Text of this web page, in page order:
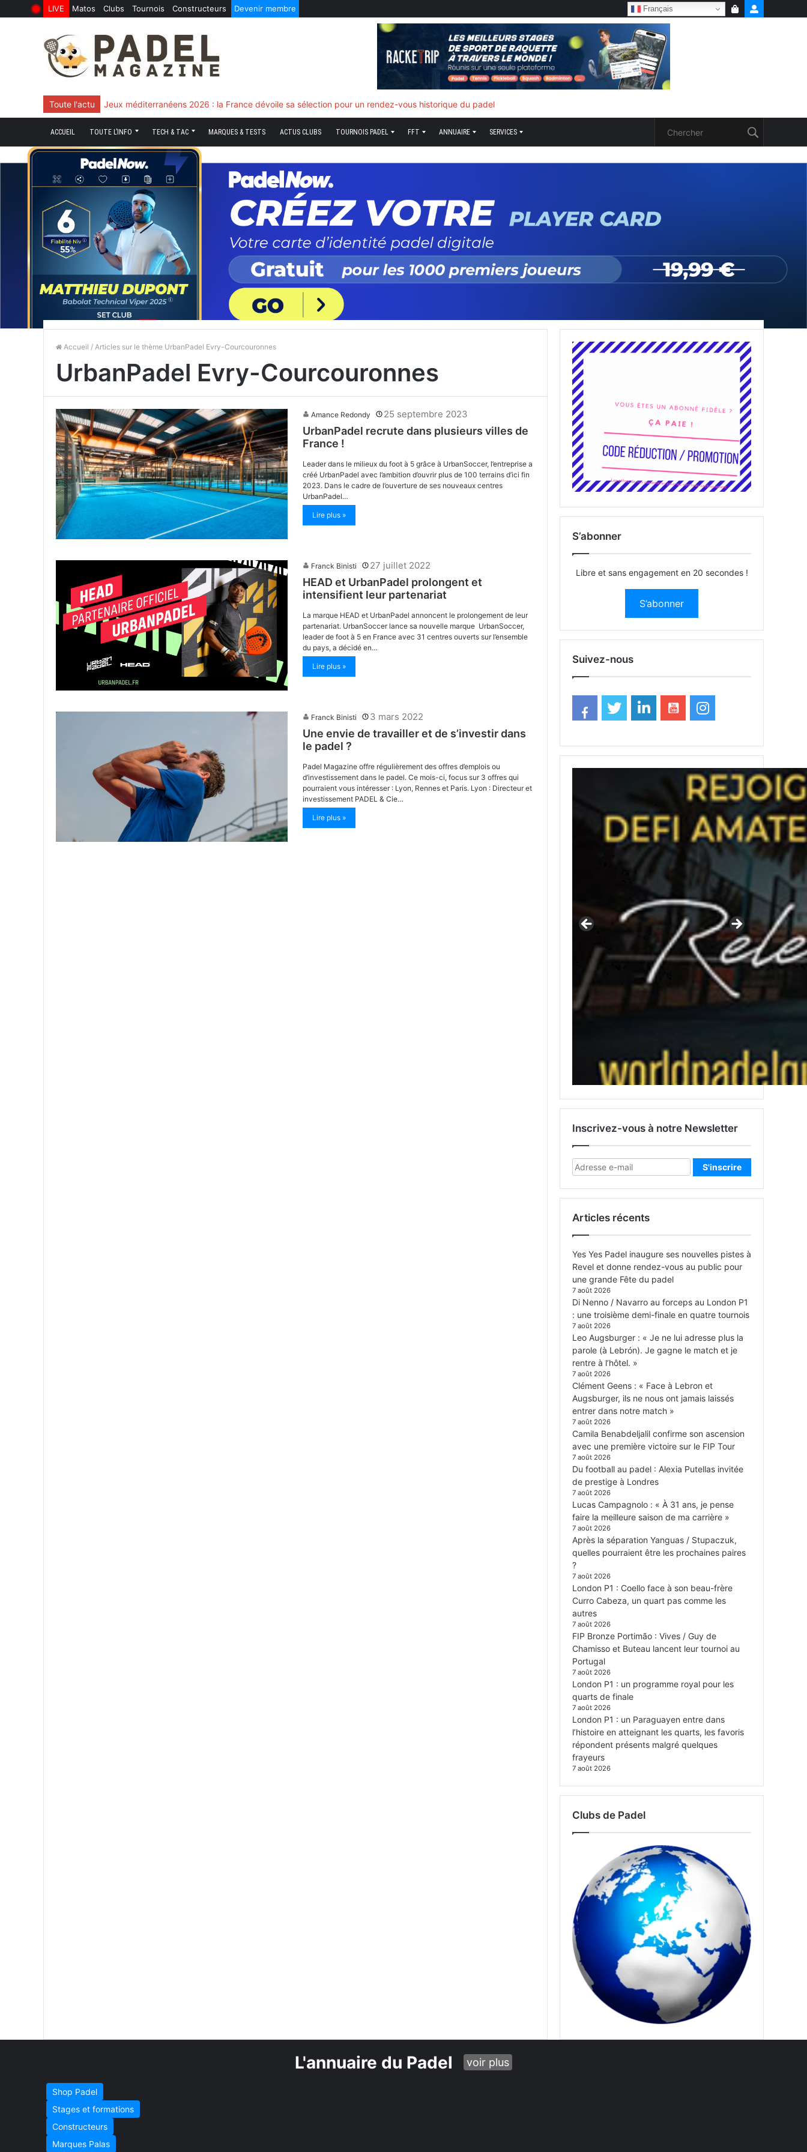
LIVE Matos Clubs Tournois Constructeurs Devenir membre Français
Toute l'actu Jeux méditerranéens 2026 : la France dévoile sa sélection pour un rendez-vous historique du padel
ACCUEIL TOUTE L’INFO
6 Août 2026
TECH & TAC
10 Juin 2026
MARQUES & TESTS ACTUS CLUBS TOURNOIS PADEL FFT ANNUAIRE SERVICES
Accueil / Articles sur le thème UrbanPadel Evry-Courcouronnes
UrbanPadel Evry-Courcouronnes
Amance Redondy 25 septembre 2023
UrbanPadel recrute dans plusieurs villes de
France !
Leader dans le milieux du foot à 5 grâce à UrbanSoccer, l’entreprise a
créé UrbanPadel avec l’ambition d’ouvrir plus de 100 terrains d’ici fin
2023. Dans le cadre de l’ouverture de ses nouveaux centres
UrbanPadel…
Lire plus »
Franck Binisti 27 juillet 2022
HEAD et UrbanPadel prolongent et
intensifient leur partenariat
La marque HEAD et UrbanPadel annoncent le prolongement de leur
partenariat. UrbanSoccer lance sa nouvelle marque UrbanSoccer,
leader de foot à 5 en France avec 31 centres ouverts sur l’ensemble
du pays, a décidé en…
Lire plus »
Franck Binisti 3 mars 2022
Une envie de travailler et de s’investir dans
le padel ?
Padel Magazine offre régulièrement des offres d’emplois ou
d’investissement dans le padel. Ce mois-ci, focus sur 3 offres qui
pourraient vous intéresser : Lyon, Rennes et Paris. Lyon : Directeur et
investissement PADEL & Cie…
Lire plus »
S’abonner
Libre et sans engagement en 20 secondes !
S’abonner
Suivez-nous
Inscrivez-vous à notre Newsletter
Articles récents
Yes Yes Padel inaugure ses nouvelles pistes à
Revel et donne rendez-vous au public pour
une grande Fête du padel
7 août 2026
Di Nenno / Navarro au forceps au London P1
: une troisième demi-finale en quatre tournois
7 août 2026
Leo Augsburger : « Je ne lui adresse plus la
parole (à Lebrón). Je gagne le match et je
rentre à l’hôtel. »
7 août 2026
Clément Geens : « Face à Lebron et
Augsburger, ils ne nous ont jamais laissés
entrer dans notre match »
7 août 2026
Camila Benabdeljalil confirme son ascension
avec une première victoire sur le FIP Tour
7 août 2026
Du football au padel : Alexia Putellas invitée
de prestige à Londres
7 août 2026
Lucas Campagnolo : « À 31 ans, je pense
faire la meilleure saison de ma carrière »
7 août 2026
Après la séparation Yanguas / Stupaczuk,
quelles pourraient être les prochaines paires
?
7 août 2026
London P1 : Coello face à son beau-frère
Curro Cabeza, un quart pas comme les
autres
7 août 2026
FIP Bronze Portimão : Vives / Guy de
Chamisso et Buteau lancent leur tournoi au
Portugal
7 août 2026
London P1 : un programme royal pour les
quarts de finale
7 août 2026
London P1 : un Paraguayen entre dans
l’histoire en atteignant les quarts, les favoris
répondent présents malgré quelques
frayeurs
7 août 2026
Clubs de Padel
L'annuaire du Padel voir plus
Shop Padel
Stages et formations
Constructeurs
Marques Palas